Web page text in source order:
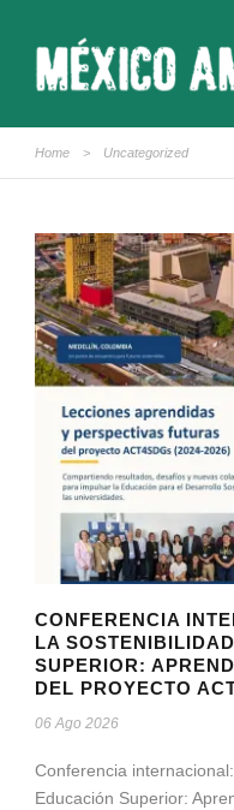
Home > Uncategorized
CONFERENCIA
LA
SUPERIOR:
DEL PROYECTO
06 Ago 2026
Conferencia
Educación Superior: